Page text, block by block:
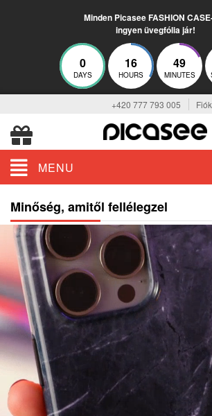
Minden Picasee FASHION
ingyen üvegfólia jár!
0
DAYS
16
HOURS
49
MINUTES
+420 777 793 005
MENU
Minőség, amitől fellélegzel